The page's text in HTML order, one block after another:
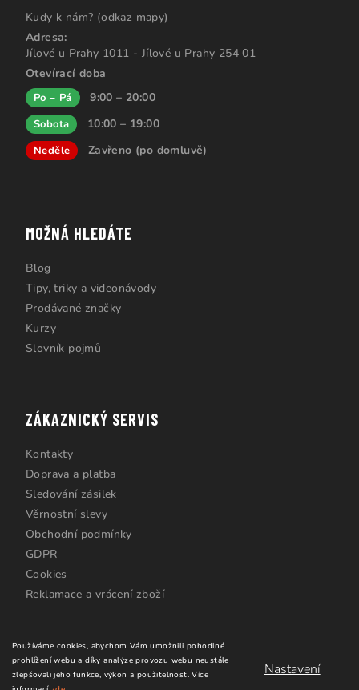
Používáme cookies, abychom Vám umožnili pohodlné
prohlížení webu a díky analýze provozu webu neustále
zlepšovali jeho funkce, výkon a použitelnost.Více
Nastavení
Kudy k nám? (odkaz mapy)
Adresa:
Jílové u Prahy 1011 - Jílové u Prahy 254 01
Otevírací doba
Po – Pá 9:00 – 20:00
Sobota 10:00 – 19:00
Neděle Zavřeno (po domluvě)
MOŽNÁ HLEDÁTE
Blog
Tipy, triky a videonávody
Prodávané značky
Kurzy
Slovník pojmů
ZÁKAZNICKÝ SERVIS
Kontakty
Doprava a platba
Sledování zásilek
Věrnostní slevy
Obchodní podmínky
GDPR
Cookies
Reklamace a vrácení zboží